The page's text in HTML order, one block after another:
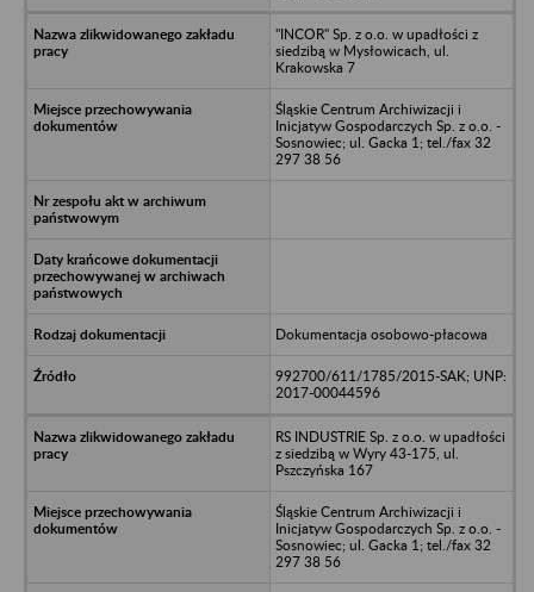
"INCOR" Sp. z o.o. w upadłości z
siedzibą w Mysłowicach, ul.
Krakowska 7
Śląskie Centrum Archiwizacji i
Inicjatyw Gospodarczych Sp. z o.o. -
Sosnowiec; ul. Gacka 1; tel./fax 32
297 38 56
Dokumentacja osobowo-płacowa
992700/611/1785/2015-SAK; UNP:
2017-00044596
RS INDUSTRIE Sp. z o.o. w upadłości
z siedzibą w Wyry 43-175, ul.
Pszczyńska 167
Śląskie Centrum Archiwizacji i
Inicjatyw Gospodarczych Sp. z o.o. -
Sosnowiec; ul. Gacka 1; tel./fax 32
297 38 56